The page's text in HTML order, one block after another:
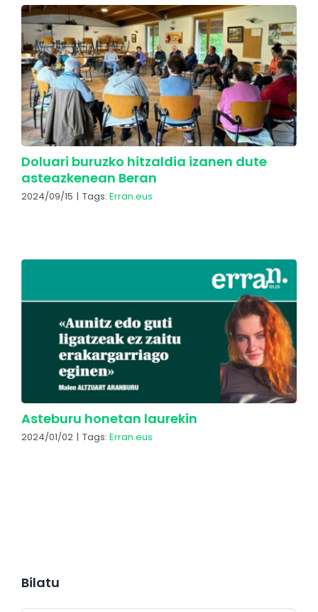
Doluari buruzko hitzaldia izanen dute
asteazkenean Beran
2024/09/15 | Tags: Erran.eus
Asteburu honetan laurekin
2024/01/02 | Tags: Erran.eus
Bilatu